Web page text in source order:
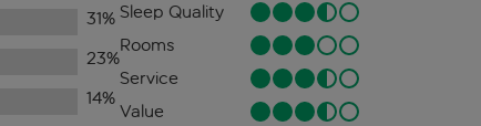
31%
23%
14%
Sleep Quality
Rooms
Service
Value